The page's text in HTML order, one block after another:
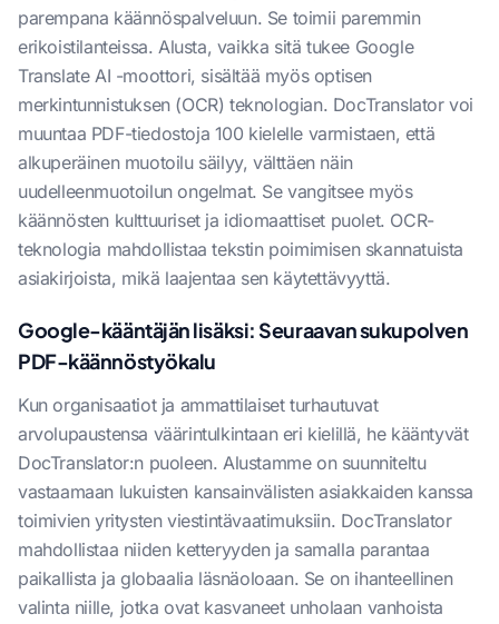
parempana käännöspalveluun. Se toimii paremmin
erikoistilanteissa. Alusta, vaikka sitä tukee Google
Translate AI -moottori, sisältää myös optisen
merkintunnistuksen (OCR) teknologian. DocTranslator voi
muuntaa PDF-tiedostoja 100 kielelle varmistaen, että
alkuperäinen muotoilu säilyy, välttäen näin
uudelleenmuotoilun ongelmat. Se vangitsee myös
käännösten kulttuuriset ja idiomaattiset puolet. OCR-
teknologia mahdollistaa tekstin poimimisen skannatuista
asiakirjoista, mikä laajentaa sen käytettävyyttä.
Google-kääntäjän lisäksi: Seuraavan sukupolven
PDF-käännöstyökalu
Kun organisaatiot ja ammattilaiset turhautuvat
arvolupaustensa väärintulkintaan eri kielillä, he kääntyvät
DocTranslator:n puoleen. Alustamme on suunniteltu
vastaamaan lukuisten kansainvälisten asiakkaiden kanssa
toimivien yritysten viestintävaatimuksiin. DocTranslator
mahdollistaa niiden ketteryyden ja samalla parantaa
paikallista ja globaalia läsnäoloaan. Se on ihanteellinen
valinta niille, jotka ovat kasvaneet unholaan vanhoista